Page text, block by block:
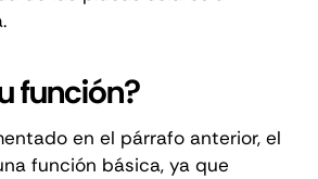
función?
en el párrafo anterior, el
función básica, ya que